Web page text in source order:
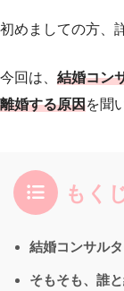
初めましての方、
今回は、 結婚コン
離婚する原因を聞
もく
結婚コンサル
そもそも、誰